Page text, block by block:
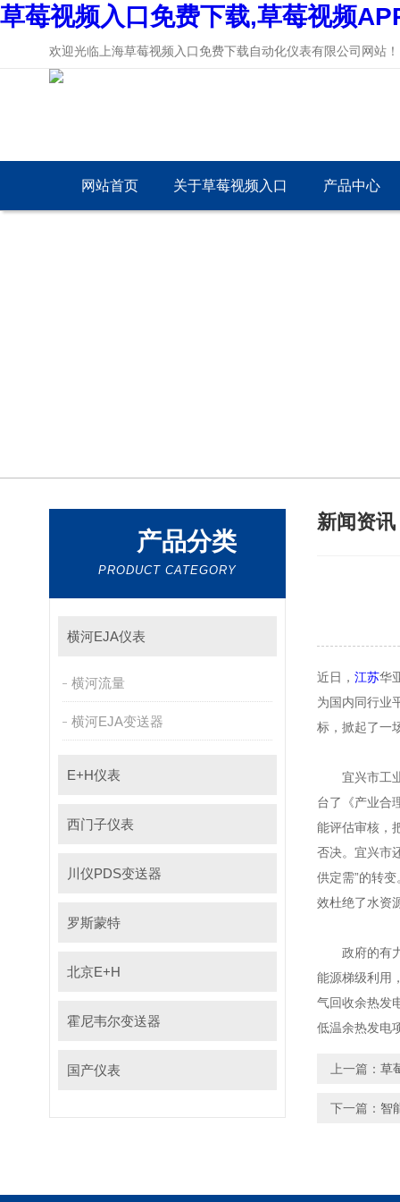
草莓视频入口免费下载,草莓视频
欢迎光临上海草莓视频入口免费下载自动化仪表有限公司网站！
网站首页 关于草莓视频入口 产品中心
产品分类
PRODUCT CATEGORY
横河EJA仪表
横河流量
横河EJA变送器
E+H仪表
西门子仪表
川仪PDS变送器
罗斯蒙特
北京E+H
霍尼韦尔变送器
国产仪表
新闻资讯
近日， 江苏华
为国内同行业
标，掀起了
宜兴市工业
台了《产业合
能评估审核
否决。宜兴
供定需”的转变
效杜绝了水资源
政府的有力推
能源梯级利用
气回收余热发电
低温余热发电项
上一篇： 草
下一篇： 智